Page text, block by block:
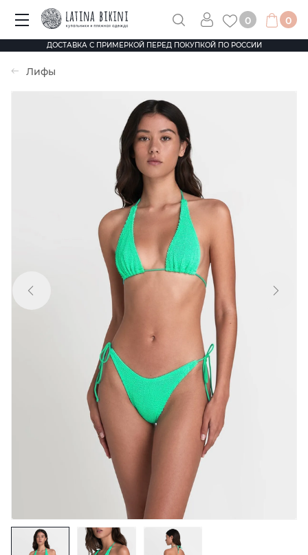
ДОСТАВКА С ПРИМЕРКОЙ ПЕРЕД ПОКУПКОЙ ПО РОССИИ
0 0
Лифы